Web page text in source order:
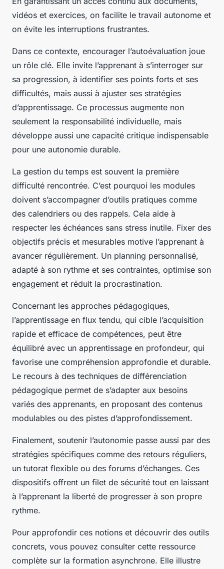
vidéos et exercices, on facilite le travail autonome et
on évite les interruptions frustrantes.
Dans ce contexte, encourager l’autoévaluation joue
un rôle clé. Elle invite l’apprenant à s’interroger sur
sa progression, à identifier ses points forts et ses
difficultés, mais aussi à ajuster ses stratégies
d’apprentissage. Ce processus augmente non
seulement la responsabilité individuelle, mais
développe aussi une capacité critique indispensable
pour une autonomie durable.
La gestion du temps est souvent la première
difficulté rencontrée. C’est pourquoi les modules
doivent s’accompagner d’outils pratiques comme
des calendriers ou des rappels. Cela aide à
respecter les échéances sans stress inutile. Fixer des
objectifs précis et mesurables motive l’apprenant à
avancer régulièrement. Un planning personnalisé,
adapté à son rythme et ses contraintes, optimise son
engagement et réduit la procrastination.
Concernant les approches pédagogiques,
l’apprentissage en flux tendu, qui cible l’acquisition
rapide et efficace de compétences, peut être
équilibré avec un apprentissage en profondeur, qui
favorise une compréhension approfondie et durable.
Le recours à des techniques de différenciation
pédagogique permet de s’adapter aux besoins
variés des apprenants, en proposant des contenus
modulables ou des pistes d’approfondissement.
Finalement, soutenir l’autonomie passe aussi par des
stratégies spécifiques comme des retours réguliers,
un tutorat flexible ou des forums d’échanges. Ces
dispositifs offrent un filet de sécurité tout en laissant
à l’apprenant la liberté de progresser à son propre
rythme.
Pour approfondir ces notions et découvrir des outils
concrets, vous pouvez consulter cette ressource
complète sur la formation asynchrone. Elle illustre